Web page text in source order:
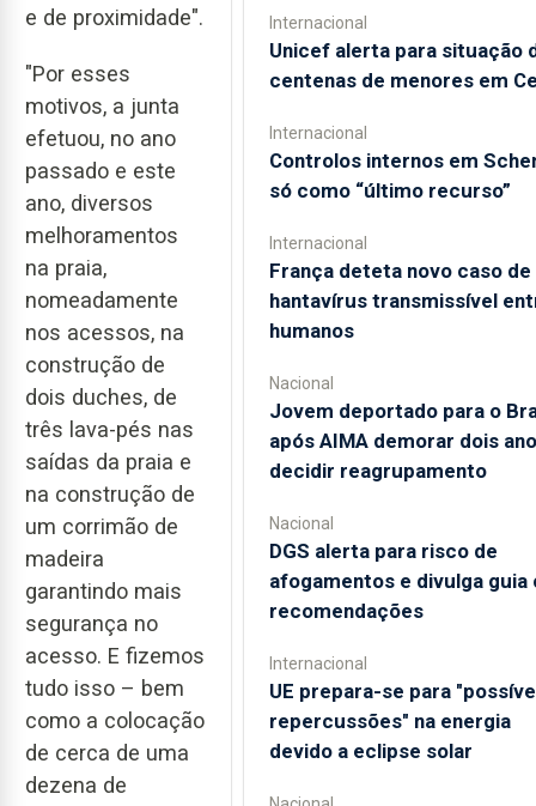
e de proximidade".
"Por esses
motivos, a junta
efetuou, no ano
passado e este
ano, diversos
melhoramentos
na praia,
nomeadamente
nos acessos, na
construção de
dois duches, de
três lava-pés nas
saídas da praia e
na construção de
um corrimão de
madeira
garantindo mais
segurança no
acesso. E fizemos
tudo isso – bem
como a colocação
de cerca de uma
dezena de
Internacional
Unicef alerta para situação
centenas de menores em
Internacional
Controlos internos em
só como “último recurso”
Internacional
França deteta novo caso de
hantavírus transmissível
humanos
Nacional
Jovem deportado para o
após AIMA demorar dois
decidir reagrupamento
Nacional
DGS alerta para risco de
afogamentos e divulga guia
recomendações
Internacional
UE prepara-se para
repercussões" na energia
devido a eclipse solar